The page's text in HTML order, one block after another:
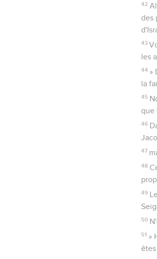
42
des
43
les
44 »
la
45
que
46
47
48
49
50
51 »